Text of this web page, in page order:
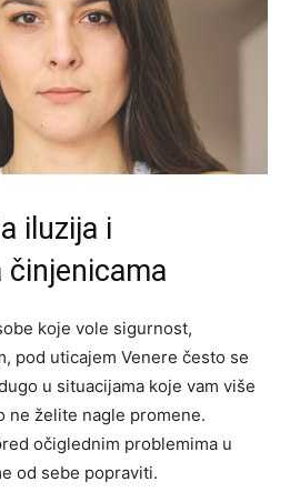
iluzija i
činjenicama
koje vole sigurnost,
pod uticajem Venere često se
u situacijama koje vam više
ne želite nagle promene.
očiglednim problemima u
od sebe popraviti.